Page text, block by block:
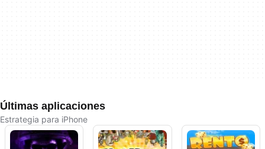
Últimas aplicaciones
Estrategia para iPhone